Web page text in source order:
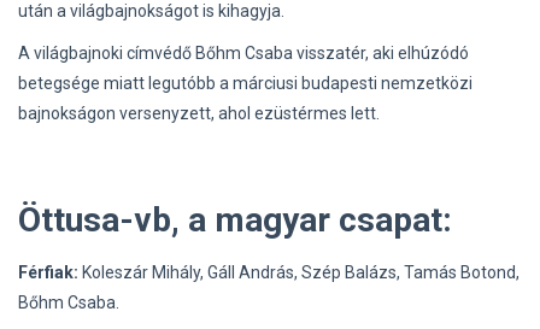
után a világbajnokságot is kihagyja.
A világbajnoki címvédő Bőhm Csaba visszatér, aki elhúzódó
betegsége miatt legutóbb a márciusi budapesti nemzetközi
bajnokságon versenyzett, ahol ezüstérmes lett.
Öttusa-vb, a magyar csapat:
Férfiak: Koleszár Mihály, Gáll András, Szép Balázs, Tamás Botond,
Bőhm Csaba.